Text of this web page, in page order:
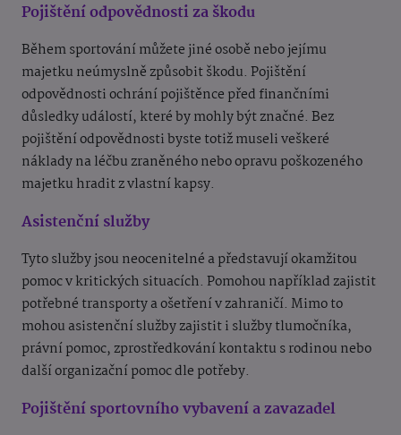
Pojištění odpovědnosti za škodu
Během sportování můžete jiné osobě nebo jejímu
majetku neúmyslně způsobit škodu. Pojištění
odpovědnosti ochrání pojištěnce před finančními
důsledky událostí, které by mohly být značné. Bez
pojištění odpovědnosti byste totiž museli veškeré
náklady na léčbu zraněného nebo opravu poškozeného
majetku hradit z vlastní kapsy.
Asistenční služby
Tyto služby jsou neocenitelné a představují okamžitou
pomoc v kritických situacích. Pomohou například zajistit
potřebné transporty a ošetření v zahraničí. Mimo to
mohou asistenční služby zajistit i služby tlumočníka,
právní pomoc, zprostředkování kontaktu s rodinou nebo
další organizační pomoc dle potřeby.
Pojištění sportovního vybavení a zavazadel